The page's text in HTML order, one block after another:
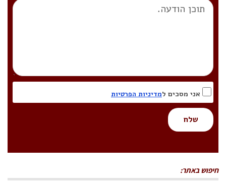
אני מסכים למדיניות הפרטיות
שלח
חיפוש באתר: